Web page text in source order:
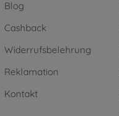
Blog
Cashback
Widerrufsbelehrung
Reklamation
Kontakt